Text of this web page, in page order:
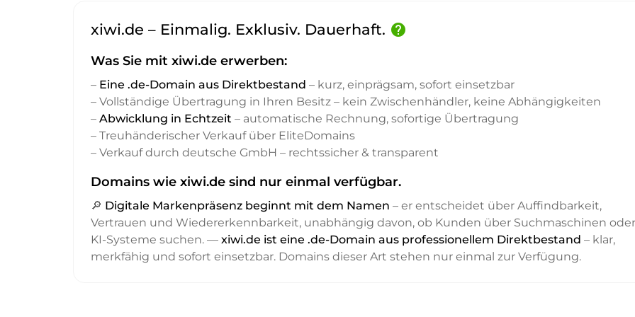
xiwi.de – Einmalig. Exklusiv. Dauerhaft. help
Was Sie mit xiwi.de erwerben:
– Eine .de-Domain aus Direktbestand – kurz, einprägsam, sofort einsetzbar
– Vollständige Übertragung in Ihren Besitz – kein Zwischenhändler, keine Abhängigkeiten
– Abwicklung in Echtzeit – automatische Rechnung, sofortige Übertragung
– Treuhänderischer Verkauf über EliteDomains
– Verkauf durch deutsche GmbH – rechtssicher & transparent
Domains wie xiwi.de sind nur einmal verfügbar.
🔎 Digitale Markenpräsenz beginnt mit dem Namen – er entscheidet über Auffindbarkeit,
Vertrauen und Wiedererkennbarkeit, unabhängig davon, ob Kunden über Suchmaschinen oder
KI-Systeme suchen. — xiwi.de ist eine .de-Domain aus professionellem Direktbestand – klar,
merkfähig und sofort einsetzbar. Domains dieser Art stehen nur einmal zur Verfügung.